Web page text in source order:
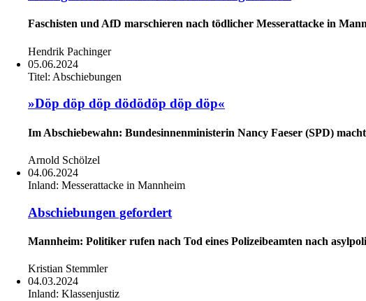
Faschisten und AfD marschieren nach tödlicher Messerattacke in
Hendrik Pachinger
05.06.2024
Titel: Abschiebungen
»Döp döp döp dödödöp döp döp«
Im Abschiebewahn: Bundesinnenministerin Nancy Faeser (SPD)
Arnold Schölzel
04.06.2024
Inland: Messerattacke in Mannheim
Abschiebungen gefordert
Mannheim: Politiker rufen nach Tod eines Polizeibeamten nach
Kristian Stemmler
04.03.2024
Inland: Klassenjustiz